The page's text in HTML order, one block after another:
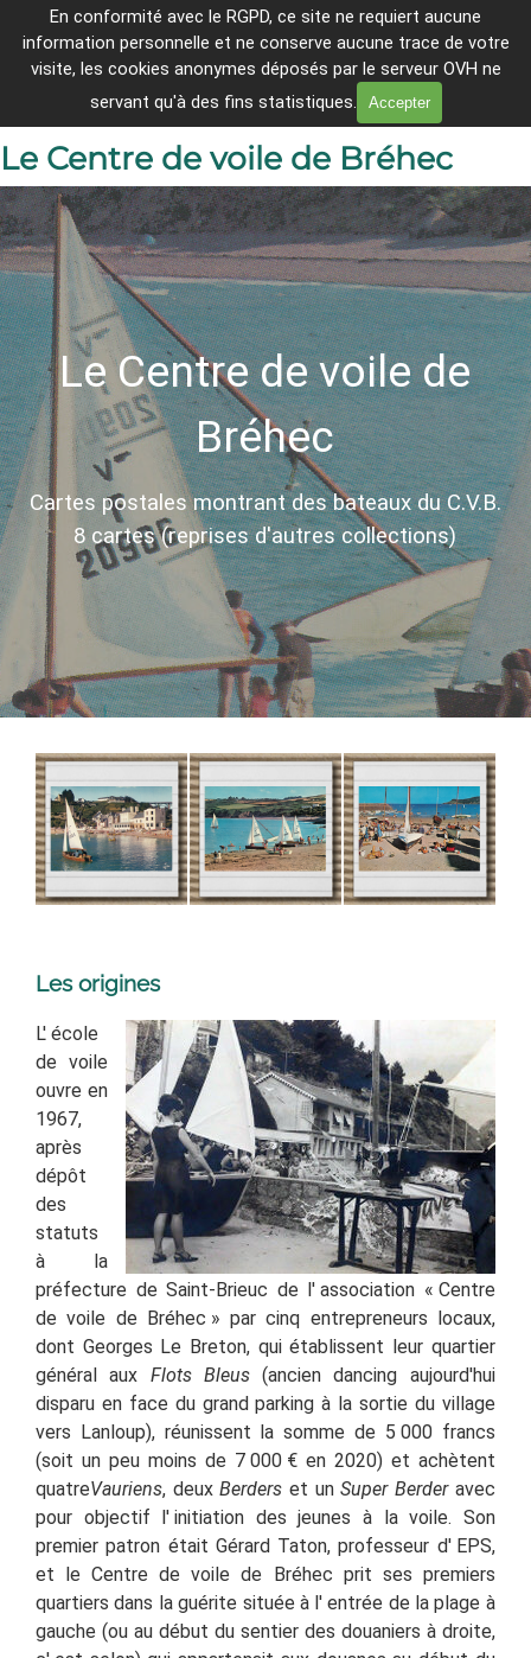
En conformité avec le RGPD, ce site ne requiert aucune
information personnelle et ne conserve aucune trace de votre
visite, les cookies anonymes déposés par le serveur OVH ne
servant qu'à des fins statistiques.
Accepter
Aller au contenu
Breheg ha Lanleñv er c'hantvedoù
tremenet
Sauter le menu
En direct
Le Centre de voile de Bréhec
Le Centre de voile de
Bréhec
Cartes postales montrant des bateaux du C.V.B.
8 cartes (reprises d'autres collections)
Les origines
L' école
de voile
ouvre en
1967,
après
dépôt
des
statuts
à la
préfecture de Saint-Brieuc de l' association « Centre
de voile de Bréhec » par cinq entrepreneurs locaux,
dont Georges Le Breton, qui établissent leur quartier
général aux Flots Bleus(ancien dancing aujourd'hui
disparu en face du grand parking à la sortie du village
vers Lanloup), réunissent la somme de 5 000 francs
(soit un peu moins de 7 000 € en 2020) et achètent
quatreVauriens, deuxBerders et unSuper Berderavec
pour objectif l' initiation des jeunes à la voile. Son
premier patron était Gérard Taton, professeur d' EPS,
et le Centre de voile de Bréhec prit ses premiers
quartiers dans la guérite située à l' entrée de la plage à
gauche (ou au début du sentier des douaniers à droite,